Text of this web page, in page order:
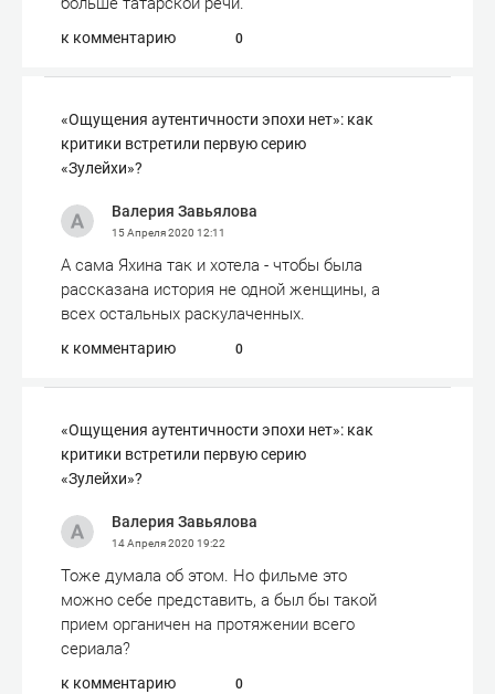
к комментарию 0
«Ощущения аутентичности эпохи нет»: как
критики встретили первую серию
«Зулейхи»?
Валерия Завьялова
15 Апреля 2020 12:11
А сама Яхина так и хотела - чтобы была
рассказана история не одной женщины, а
всех остальных раскулаченных.
к комментарию 0
«Ощущения аутентичности эпохи нет»: как
критики встретили первую серию
«Зулейхи»?
Валерия Завьялова
14 Апреля 2020 19:22
Тоже думала об этом. Но фильме это
можно себе представить, а был бы такой
прием органичен на протяжении всего
сериала?
к комментарию 0